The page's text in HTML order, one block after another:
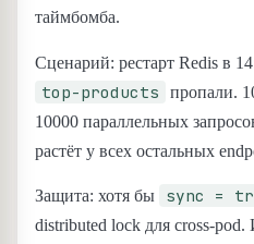
таймбомба.
Сценарий: рестарт Redis в
top-products
пропали.
10000 параллельных
растёт у всех остальных
Защита: хотя бы sync =
distributed lock для cross-